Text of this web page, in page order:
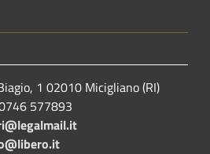
1 02010 Micigliano (RI)
577893